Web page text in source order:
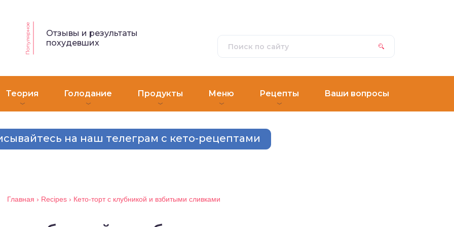
Популярное
Отзывы и результаты
похудевших
Теория Голодание Продукты Меню Рецепты Ваши вопросы
на наш телеграм с кето-рецептами
Главная › Recipes› Кето-торт с клубникой и взбитыми сливками